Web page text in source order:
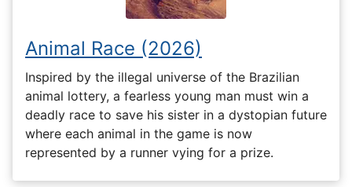
Animal Race (2026)
Inspired by the illegal universe of the Brazilian
animal lottery, a fearless young man must win a
deadly race to save his sister in a dystopian future
where each animal in the game is now
represented by a runner vying for a prize.